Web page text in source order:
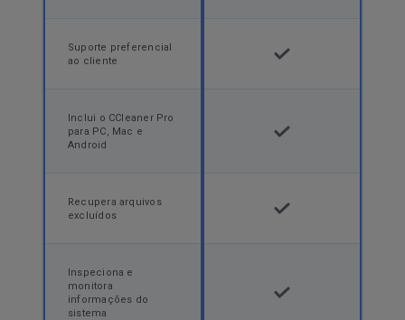
Suporte preferencial
ao cliente
Inclui o CCleaner Pro
para PC, Mac e
Android
Recupera arquivos
excluídos
Inspeciona e
monitora
informações do
sistema